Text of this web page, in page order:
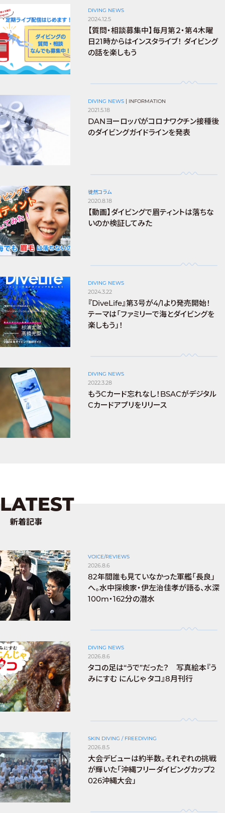
DIVING NEWS
2024.12.5
【質問・相談募集中】毎月第２・第４木曜
日21時からはインスタライブ！ ダイビング
の話を楽しもう
DIVING NEWS | INFORMATION
2021.5.18
DANヨーロッパがコロナワクチン接種後
のダイビングガイドラインを発表
徒然コラム
2020.8.18
【動画】ダイビングで眉ティントは落ちな
いのか検証してみた
DIVING NEWS
2024.3.22
『DiveLife』第3号が4/1より発売開始！
テーマは「ファミリーで海とダイビングを
楽しもう」！
DIVING NEWS
2022.3.28
もうCカード忘れなし！BSACがデジタル
Cカードアプリをリリース
LATEST
新着記事
VOICE/REVIEWS
2026.8.6
82年間誰も見ていなかった軍艦「長良」
へ。水中探検家・伊左治佳孝が語る、水深
100m・162分の潜水
DIVING NEWS
2026.8.6
タコの足は“うで”だった？ 写真絵本『う
みにすむ にんじゃ タコ』8月刊行
SKIN DIVING / FREEDIVING
2026.8.5
大会デビューは約半数。それぞれの挑戦
が輝いた「沖縄フリーダイビングカップ2
026沖縄大会」